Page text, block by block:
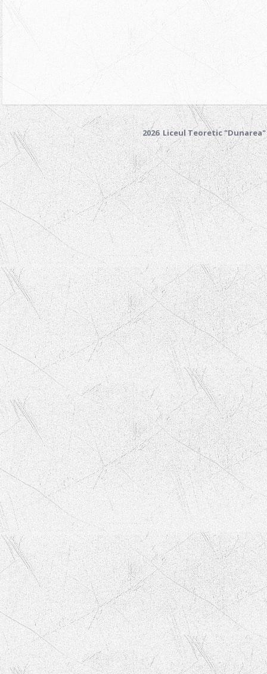
2026 Liceul Teoretic